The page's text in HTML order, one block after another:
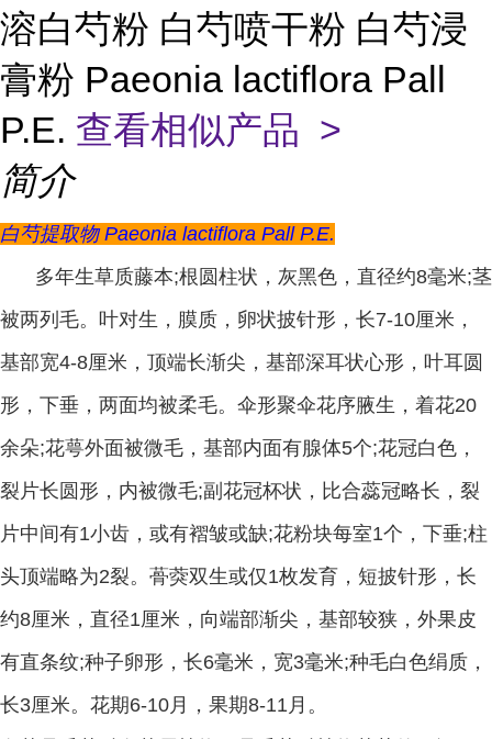
溶白芍粉 白芍喷干粉 白芍浸
膏粉 Paeonia lactiflora Pall
P.E. 查看相似产品 >
简介
白芍提取物 Paeonia lactiflora Pall P.E.
多年生草质藤本;根圆柱状，灰黑色，直径约8毫米;茎
被两列毛。叶对生，膜质，卵状披针形，长7-10厘米，
基部宽4-8厘米，顶端长渐尖，基部深耳状心形，叶耳圆
形，下垂，两面均被柔毛。伞形聚伞花序腋生，着花20
余朵;花萼外面被微毛，基部内面有腺体5个;花冠白色，
裂片长圆形，内被微毛;副花冠杯状，比合蕊冠略长，裂
片中间有1小齿，或有褶皱或缺;花粉块每室1个，下垂;柱
头顶端略为2裂。蓇葖双生或仅1枚发育，短披针形，长
约8厘米，直径1厘米，向端部渐尖，基部较狭，外果皮
有直条纹;种子卵形，长6毫米，宽3毫米;种毛白色绢质，
长3厘米。花期6-10月，果期8-11月。